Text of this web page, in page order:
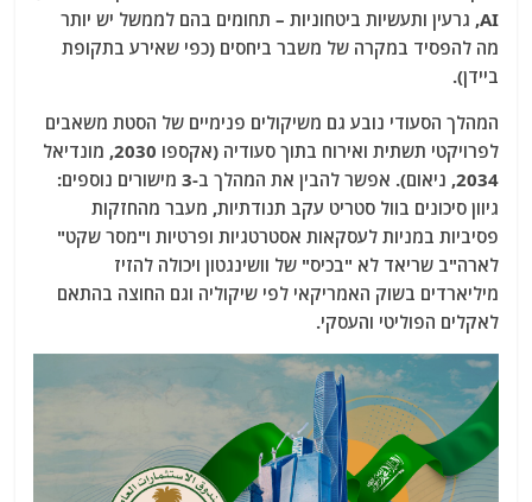
AI, גרעין ותעשיות ביטחוניות – תחומים בהם לממשל יש יותר
מה להפסיד במקרה של משבר ביחסים (כפי שאירע בתקופת
ביידן).
המהלך הסעודי נובע גם משיקולים פנימיים של הסטת משאבים
לפרויקטי תשתית ואירוח בתוך סעודיה (אקספו 2030, מונדיאל
2034, ניאום). אפשר להבין את המהלך ב-3 מישורים נוספים:
גיוון סיכונים בוול סטריט עקב תנודתיות, מעבר מהחזקות
פסיביות במניות לעסקאות אסטרטגיות ופרטיות ו"מסר שקט"
לארה"ב שריאד לא "בכיס" של וושינגטון ויכולה להזיז
מיליארדים בשוק האמריקאי לפי שיקוליה וגם החוצה בהתאם
לאקלים הפוליטי והעסקי.